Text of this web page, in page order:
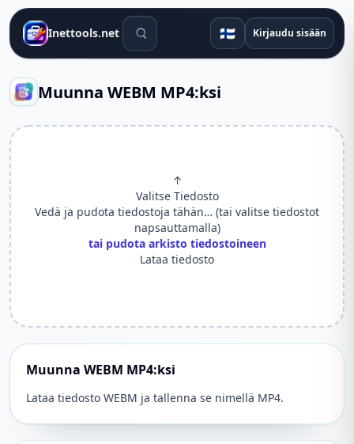
Inettools.net Hakutyökalut 🇫🇮 Kirjaudu sisään
Muunna WEBM MP4:ksi
↑
Valitse Tiedosto
Vedä ja pudota tiedostoja tähän… (tai valitse tiedostot
napsauttamalla)
tai pudota arkisto tiedostoineen
Lataa tiedosto
Muunna WEBM MP4:ksi
Lataa tiedosto WEBM ja tallenna se nimellä MP4.